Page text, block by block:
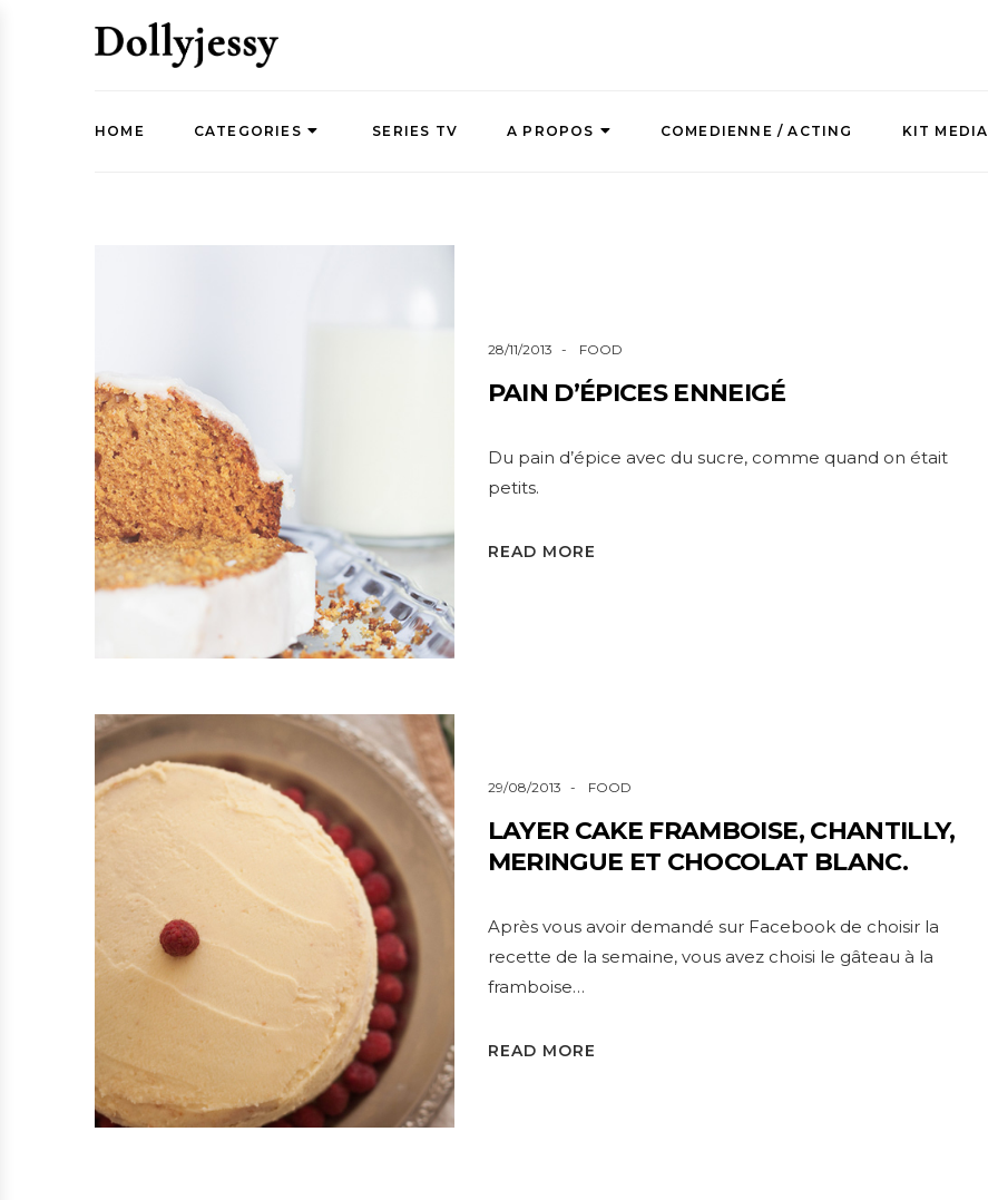
HOME CATEGORIES SERIES TV A PROPOS COMEDIENNE / ACTING KIT MEDIA
28/11/2013 FOOD
PAIN D’ÉPICES ENNEIGÉ
Du pain d’épice avec du sucre, comme quand on était
petits.
READ MORE
29/08/2013 FOOD
LAYER CAKE FRAMBOISE, CHANTILLY,
MERINGUE ET CHOCOLAT BLANC.
Après vous avoir demandé sur Facebook de choisir la
recette de la semaine, vous avez choisi le gâteau à la
framboise…
READ MORE